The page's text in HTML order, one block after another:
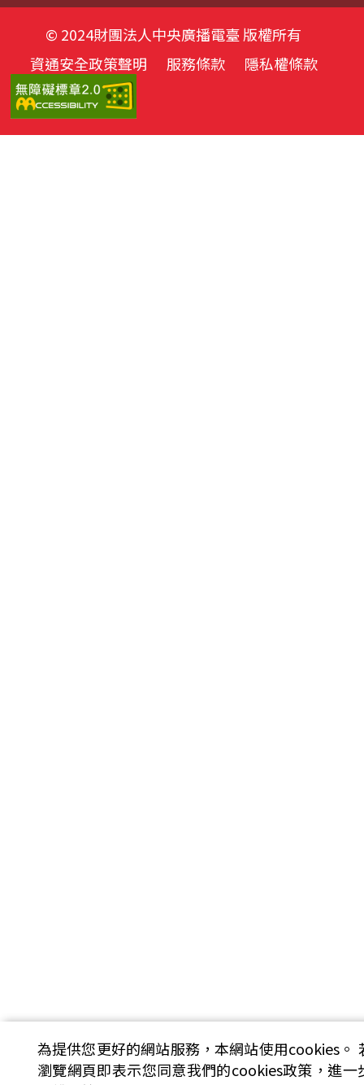
© 2024財團法人中央廣播電臺 版權所有
資通安全政策聲明
服務條款 隱私權條款
為提供您更好的網站服務，本網站使用cookies。
瀏覽網頁即表示您同意我們的cookies政策，進一